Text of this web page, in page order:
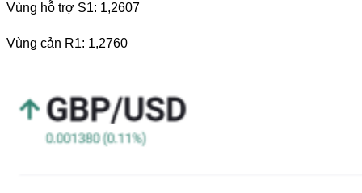
Vùng hỗ trợ S1: 1,2607
Vùng cản R1: 1,2760